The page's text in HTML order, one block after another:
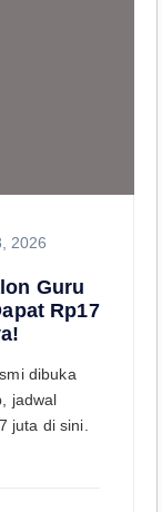
2026
Guru
Rp17
dibuka
jadwal
juta di sini.